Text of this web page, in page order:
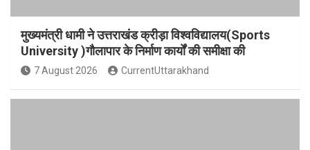
मुख्यमंत्री धामी ने उत्तराखंड क्रीड़ा विश्वविद्यालय(Sports
University )गौलापार के निर्माण कार्यों की समीक्षा की
7 August 2026 CurrentUttarakhand